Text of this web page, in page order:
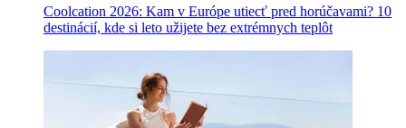
Coolcation 2026: Kam v Európe utiecť pred horúčavami? 10
destinácií, kde si leto užijete bez extrémnych teplôt